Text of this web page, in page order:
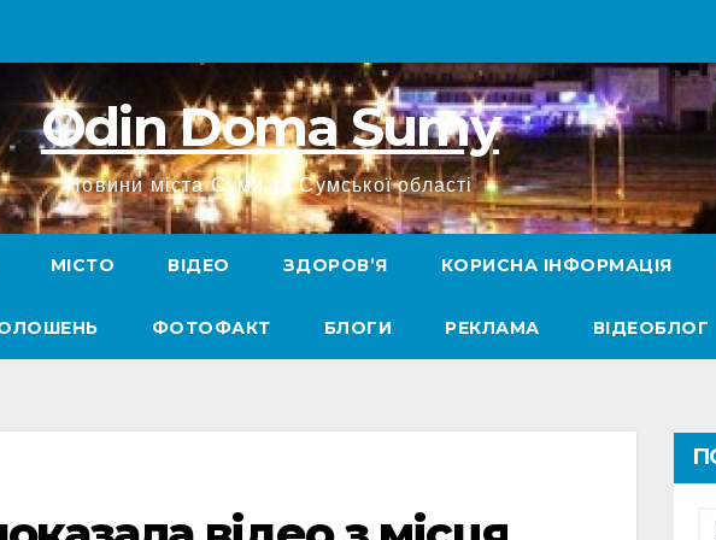
Odin Doma Sumy
Новини міста Суми та Сумської області
МІСТО ВІДЕО ЗДОРОВ’Я КОРИСНА ІНФОРМАЦІЯ
ФОТОФАКТ БЛОГИ РЕКЛАМА ВІДЕОБЛОГ